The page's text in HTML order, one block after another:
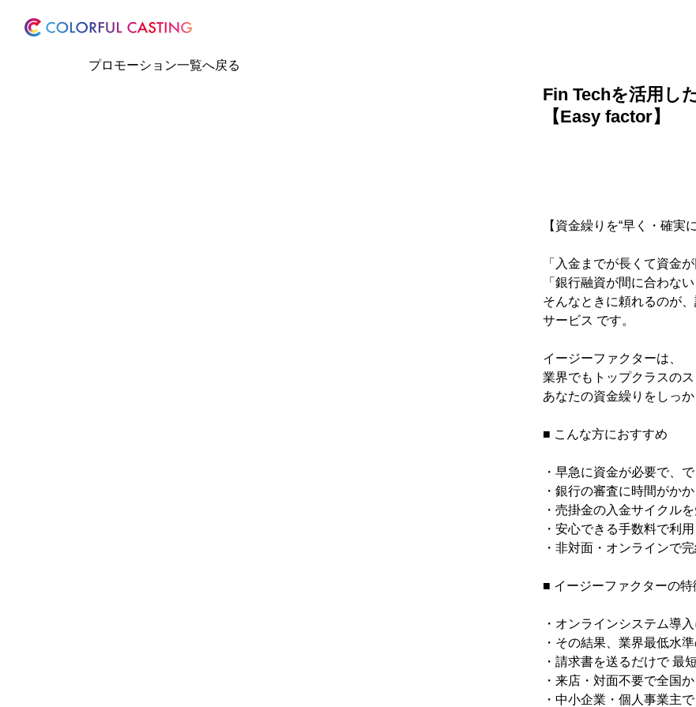
プロモーション一覧へ戻る
Fin Techを活用し
【Easy factor】
【資金繰りを“早く・確実
「入金までが長くて資金
「銀行融資が間に合わな
そんなときに頼れるのが
サービス です。
イージーファクターは、
業界でもトップクラスのス
あなたの資金繰りをしっか
■ こんな方におすすめ
・早急に資金が必要で、
・銀行の審査に時間がか
・売掛金の入金サイクル
・安心できる手数料で利
・非対面・オンラインで
■ イージーファクターの特
・オンラインシステム導
・その結果、業界最低水
・請求書を送るだけで 最
・来店・対面不要で全国
・中小企業・個人事業主